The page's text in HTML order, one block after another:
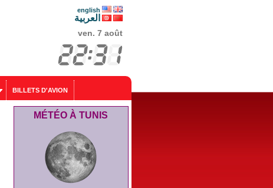
english
العربية
ven. 7 août
BILLETS D'AVION
MÉTÉO À TUNIS